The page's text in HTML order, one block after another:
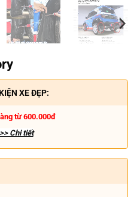
XE ĐẸP:
từ 600.000đ
>> Chi tiết